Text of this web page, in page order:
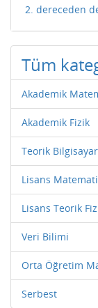
2. dereceden
Tüm
Akademik
Akademik Fizik
Teorik
Lisans
Lisans Teorik
Veri Bilimi
Orta Öğretim
Serbest